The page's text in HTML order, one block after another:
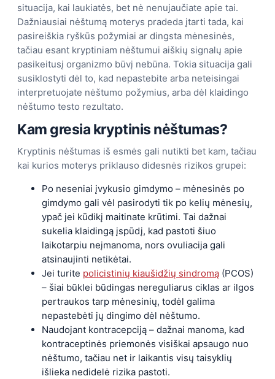
situacija, kai laukiatės, bet nė nenujaučiate apie tai.
Dažniausiai nėštumą moterys pradeda įtarti tada, kai
pasireiškia ryškūs požymiai ar dingsta mėnesinės,
tačiau esant kryptiniam nėštumui aiškių signalų apie
pasikeitusį organizmo būvį nebūna. Tokia situacija gali
susiklostyti dėl to, kad nepastebite arba neteisingai
interpretuojate nėštumo požymius, arba dėl klaidingo
nėštumo testo rezultato.
Kam gresia kryptinis nėštumas?
Kryptinis nėštumas iš esmės gali nutikti bet kam, tačiau
kai kurios moterys priklauso didesnės rizikos grupei:
Po neseniai įvykusio gimdymo – mėnesinės po
gimdymo gali vėl pasirodyti tik po kelių mėnesių,
ypač jei kūdikį maitinate krūtimi. Tai dažnai
sukelia klaidingą įspūdį, kad pastoti šiuo
laikotarpiu neįmanoma, nors ovuliacija gali
atsinaujinti netikėtai.
Jei turite policistinių kiaušidžių sindromą (PCOS)
– šiai būklei būdingas nereguliarus ciklas ar ilgos
pertraukos tarp mėnesinių, todėl galima
nepastebėti jų dingimo dėl nėštumo.
Naudojant kontracepciją – dažnai manoma, kad
kontraceptinės priemonės visiškai apsaugo nuo
nėštumo, tačiau net ir laikantis visų taisyklių
išlieka nedidelė rizika pastoti.